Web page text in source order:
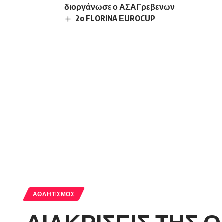
διοργάνωσε ο ΑΣΑΓρεβενων
2o FLORINA ΕUROCUP
ΑΘΛΗΤΙΣΜΌΣ